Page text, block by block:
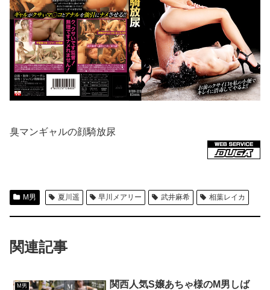
臭マンギャルの顔騎放尿
M男 夏川遥 早川メアリー 武井麻希 相葉レイカ
関連記事
M男
関西人気S嬢あちゃ様のM男しば